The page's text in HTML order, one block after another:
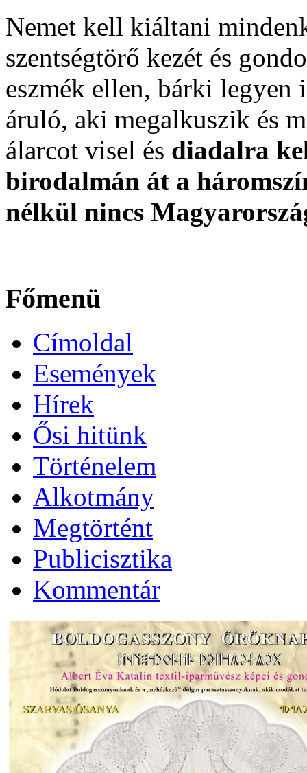
Nemet kell kiáltani
szentségtörő kezét és
eszmék ellen, bárki legyen
áruló, aki megalkuszik és
álarcot visel és diadalra
birodalmán át a
nélkül nincs
Főmenü
Címoldal
Események
Hírek
Ősi hitünk
Történelem
Alkotmány
Megtörtént
Publicisztika
Kommentár